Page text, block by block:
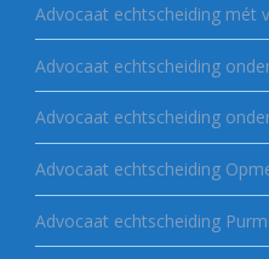
Advocaat echtscheiding mét
Advocaat echtscheiding
Advocaat echtscheiding
Advocaat echtscheiding
Advocaat echtscheiding